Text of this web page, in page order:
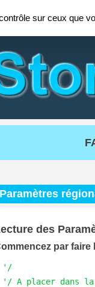
Paramètres
des
par
'/
'/ A placer dans
sur ceux que